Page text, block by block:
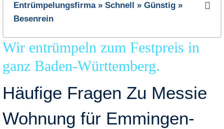
Entrümpelungsfirma » Schnell » Günstig »
Besenrein
Wir entrümpeln zum Festpreis in
ganz Baden-Württemberg.
Häufige Fragen Zu Messie
Wohnung für Emmingen-